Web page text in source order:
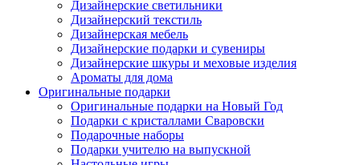
Дизайнерские светильники
Дизайнерский текстиль
Дизайнерская мебель
Дизайнерские подарки и сувениры
Дизайнерские шкуры и меховые изделия
Ароматы для дома
Оригинальные подарки
Оригинальные подарки на Новый Год
Подарки с кристаллами Сваровски
Подарочные наборы
Подарки учителю на выпускной